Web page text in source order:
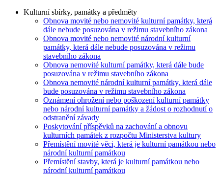
Kulturní sbírky, památky a předměty
Obnova movité nebo nemovité kulturní památky, která
dále nebude posuzována v režimu stavebního zákona
Obnova movité nebo nemovité národní kulturní
památky, která dále nebude posuzována v režimu
stavebního zákona
Obnova nemovité kulturní památky, která dále bude
posuzována v režimu stavebního zákona
Obnova nemovité národní kulturní památky, která dále
bude posuzována v režimu stavebního zákona
Oznámení ohrožení nebo poškození kulturní památky
nebo národní kulturní památky a žádost o rozhodnutí o
odstranění závady
Poskytování příspěvků na zachování a obnovu
kulturních památek z rozpočtu Ministerstva kultury
Přemístění movité věci, která je kulturní památkou nebo
národní kulturní památkou
Přemístění stavby, která je kulturní památkou nebo
národní kulturní památkou